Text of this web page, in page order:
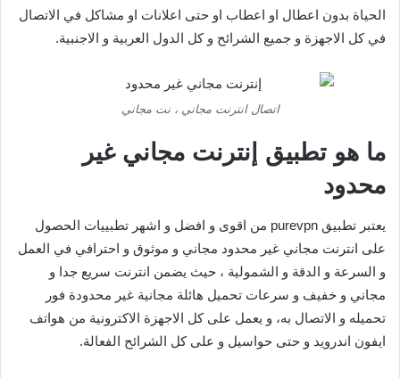
الحياة بدون اعطال او اعطاب او حتى اعلانات او مشاكل في الاتصال
في كل الاجهزة و جميع الشرائح و كل الدول العربية و الاجنبية.
اتصال انترنت مجاني ، نت مجاني
ما هو تطبيق إنترنت مجاني غير
محدود
يعتبر تطبيق purevpn من اقوى و افضل و اشهر تطبييات الحصول
على انترنت مجاني غير محدود مجاني و موثوق و احترافي في العمل
و السرعة و الدقة و الشمولية ، حيث يضمن انترنت سريع جدا و
مجاني و خفيف و سرعات تحميل هائلة مجانية غير محدودة فور
تحميله و الاتصال به، و يعمل على كل الاجهزة الاكترونية من هواتف
ايفون اندرويد و حتى حواسيل و على كل الشرائح الفعالة.